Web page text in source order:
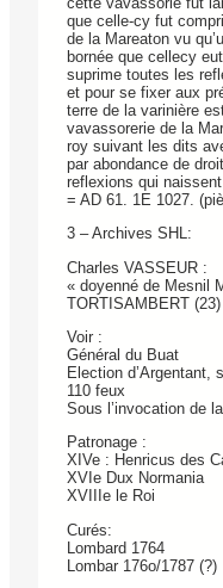
que celle-cy fut
de la Mareaton vu
bornée que cellecy
suprime toutes les
et pour se fixer aux
terre de la varinière
vavassorerie de la
roy suivant les dits
par abondance de
reflexions qui
= AD 61. 1E 1027.
3 – Archives SHL:
Charles VASSEUR :
« doyenné de Mesnil
TORTISAMBERT (23)
Voir :
Général du Buat
Election d’Argentant,
110 feux
Sous l’invocation de
Patronage :
XIVe : Henricus des
XVIe Dux Normania
XVIIIe le Roi
Curés:
Lombard 1764
Lombar 176o/1787 (?)